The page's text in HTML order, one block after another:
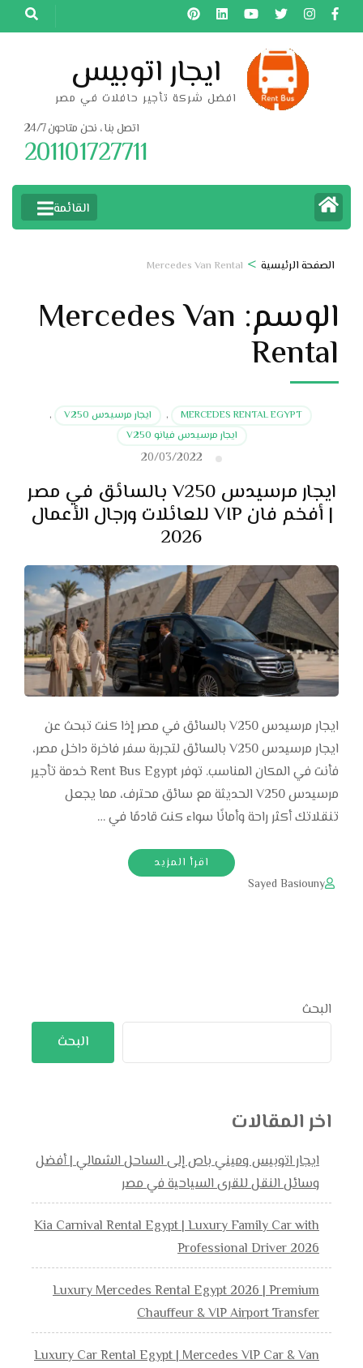
تخطى
إلى
ايجار اتوبيس
افضل شركة تأجير حافلات في مصر
اتصل بنا ، نحن متاحون 24/7
201101727711
القائمة
الصفحة الرئيسية >
Mercedes Van Rental
الوسم: Mercedes Van
Rental
MERCEDES RENTAL EGYPT
, ايجار مرسيدس V250
,
ايجار مرسيدس فيانو V250
20/03/2022
ايجار مرسيدس V250 بالسائق في مصر
| أفخم فان VIP للعائلات ورجال الأعمال
2026
ايجار مرسيدس V250 بالسائق في مصر إذا كنت تبحث عن
ايجار مرسيدس V250 بالسائق لتجربة سفر فاخرة داخل مصر،
فأنت في المكان المناسب. توفر Rent Bus Egypt خدمة تأجير
مرسيدس V250 الحديثة مع سائق محترف، مما يجعل
تنقلاتك أكثر راحة وأمانًا سواء كنت قادمًا في …
اقرأ المزيد
Sayed Basiouny
البحث
البحث
اخر المقالات
ايجار اتوبيس وميني باص إلى الساحل الشمالي | أفضل
وسائل النقل للقرى السياحية في مصر
Kia Carnival Rental Egypt | Luxury Family Car with
Professional Driver 2026
Luxury Mercedes Rental Egypt 2026 | Premium
Chauffeur & VIP Airport Transfer
Luxury Car Rental Egypt | Mercedes VIP Car & Van